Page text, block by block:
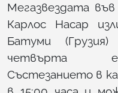
Мегазвездата
Карлос Насар
Батуми
четвърта
Състезанието в